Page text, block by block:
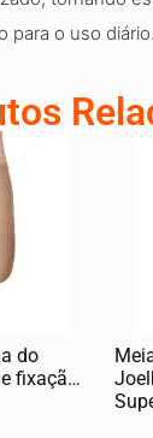
para o uso diário.
do
fixação